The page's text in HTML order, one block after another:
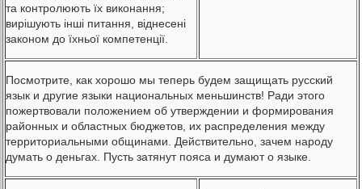
та контролюють їх виконання;
вирішують інші питання, віднесені
законом до їхньої компетенції.
Посмотрите, как хорошо мы теперь будем защищать русский
язык и другие языки национальных меньшинств! Ради этого
пожертвовали положением об утверждении и формирования
районных и областных бюджетов, их распределения между
территориальными общинами. Действительно, зачем народу
думать о деньгах. Пусть затянут пояса и думают о языке.